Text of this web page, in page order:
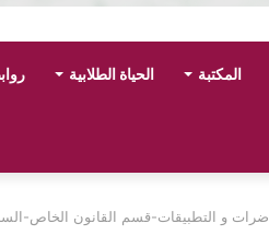
المكتبة الحياة الطلابية
و التطبيقات-قسم القانون الخاص-السداسي